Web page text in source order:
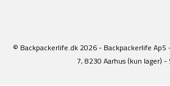
© Backpackerlife.dk 2026 - Backpackerlife
7, 8230 Aarhus (kun lager) -